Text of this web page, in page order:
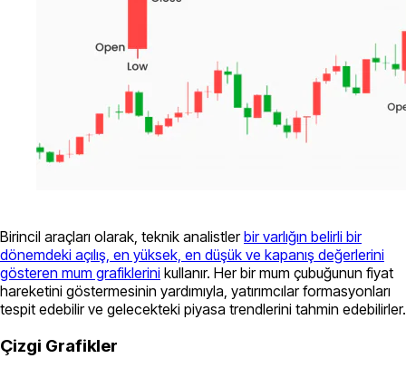
Birincil araçları olarak, teknik analistlerbir varlığın belirli bir
dönemdeki açılış, en yüksek, en düşük ve kapanış değerlerini
gösteren mum grafiklerini kullanır. Her bir mum çubuğunun fiyat
hareketini göstermesinin yardımıyla, yatırımcılar formasyonları
tespit edebilir ve gelecekteki piyasa trendlerini tahmin edebilirler.
Çizgi Grafikler